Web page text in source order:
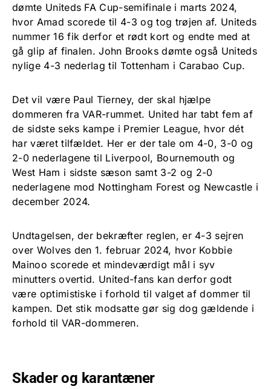
dømte Uniteds FA Cup-semifinale i marts 2024,
hvor Amad scorede til 4-3 og tog trøjen af. Uniteds
nummer 16 fik derfor et rødt kort og endte med at
gå glip af finalen. John Brooks dømte også Uniteds
nylige 4-3 nederlag til Tottenham i Carabao Cup.
Det vil være Paul Tierney, der skal hjælpe
dommeren fra VAR-rummet. United har tabt fem af
de sidste seks kampe i Premier League, hvor dét
har været tilfældet. Her er der tale om 4-0, 3-0 og
2-0 nederlagene til Liverpool, Bournemouth og
West Ham i sidste sæson samt 3-2 og 2-0
nederlagene mod Nottingham Forest og Newcastle i
december 2024.
Undtagelsen, der bekræfter reglen, er 4-3 sejren
over Wolves den 1. februar 2024, hvor Kobbie
Mainoo scorede et mindeværdigt mål i syv
minutters overtid. United-fans kan derfor godt
være optimistiske i forhold til valget af dommer til
kampen. Det stik modsatte gør sig dog gældende i
forhold til VAR-dommeren.
Skader og karantæner